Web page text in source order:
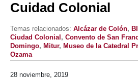
Cuidad Colonial
Temas relacionados: Alcázar de Colón,
Ciudad Colonial , Convento de San
Domingo, Mitur, Museo de la Catedral
Ozama
28 noviembre, 2019